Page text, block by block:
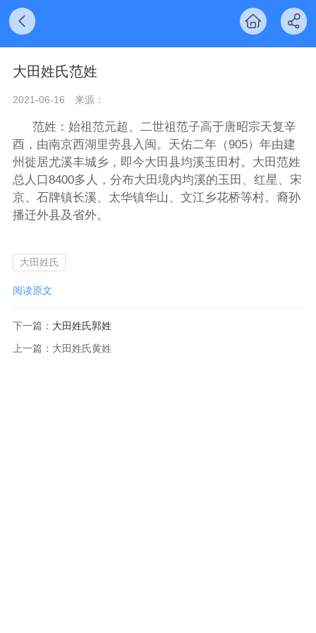
大田姓氏范姓
2021-06-16 来源：
范姓：始祖范元超、二世祖范子高于唐昭宗天复辛
酉，由南京西湖里劳县入闽。天佑二年（905）年由建
州徙居尤溪丰城乡，即今大田县均溪玉田村。大田范姓
总人口8400多人，分布大田境内均溪的玉田、红星、宋
京、石牌镇长溪、太华镇华山、文江乡花桥等村。裔孙
播迁外县及省外。
大田姓氏
阅读原文
下一篇： 大田姓氏郭姓
上一篇： 大田姓氏黄姓